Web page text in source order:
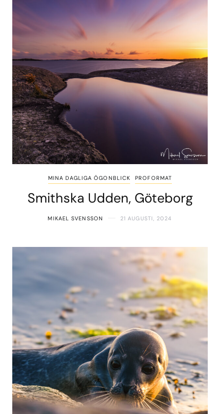
MINA DAGLIGA ÖGONBLICK PROFORMAT
Smithska Udden, Göteborg
MIKAEL SVENSSON 21 AUGUSTI, 2024